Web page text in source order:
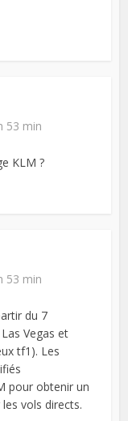
53 min
KLM ?
53 min
du 7
Vegas et
tf1). Les
pour obtenir un
vols directs.